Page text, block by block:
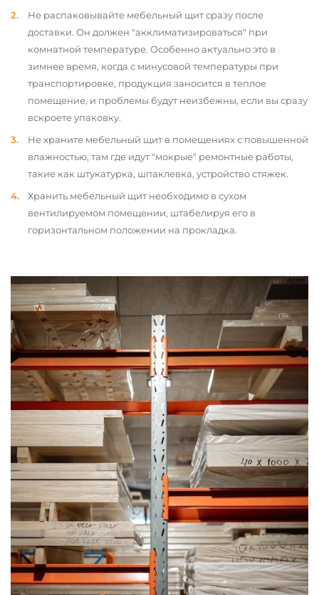
Не распаковывайте мебельный щит сразу после
доставки. Он должен "акклиматизироваться" при
комнатной температуре. Особенно актуально это в
зимнее время, когда с минусовой температуры при
транспортировке, продукция заносится в теплое
помещение, и проблемы будут неизбежны, если вы сразу
вскроете упаковку.
Не храните мебельный щит в помещениях с повышенной
влажностью, там где идут "мокрые" ремонтные работы,
такие как штукатурка, шпаклевка, устройство стяжек.
Хранить мебельный щит необходимо в сухом
вентилируемом помещении, штабелируя его в
горизонтальном положении на прокладка.